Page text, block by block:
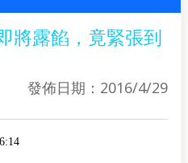
將露餡，竟緊張到
發佈日期：2016/4/29